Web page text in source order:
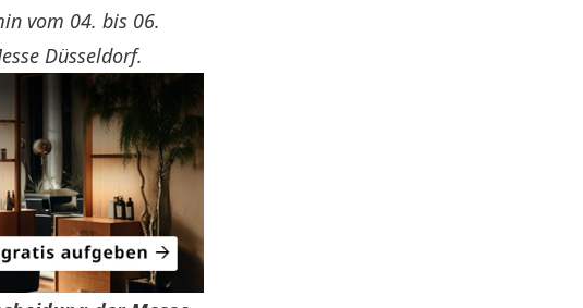
vom 04. bis 06.
Düsseldorf.